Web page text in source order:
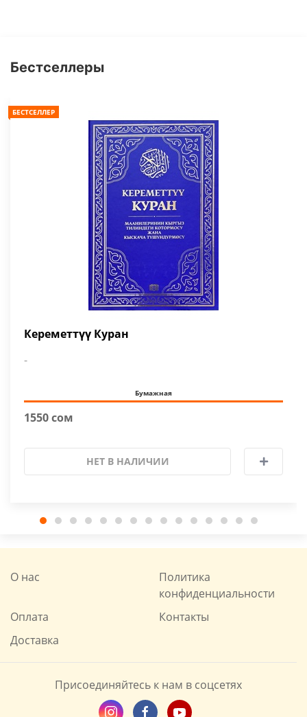
Бестселлеры
БЕСТСЕЛЛЕР
Кереметтүү Куран
-
Бумажная
1550 сом
НЕТ В НАЛИЧИИ
О нас
Политика
конфиденциальности
Оплата
Контакты
Доставка
Присоединяйтесь к нам в соцсетях